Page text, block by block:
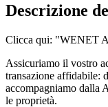
Descrizione
Clicca qui: "WENET
Assicuriamo il vostro
transazione affidabile:
accompagniamo dalla
le proprietà.